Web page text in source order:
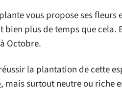
vous propose ses fleurs
bien plus de temps que cela.
Octobre.
la plantation de cette
, mais surtout neutre ou riche